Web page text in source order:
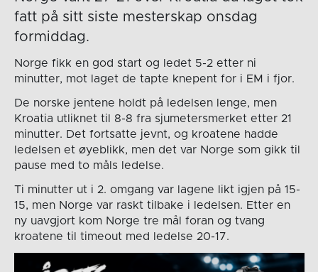
fatt på sitt siste mesterskap onsdag
formiddag.
Norge fikk en god start og ledet 5-2 etter ni
minutter, mot laget de tapte knepent for i EM i fjor.
De norske jentene holdt på ledelsen lenge, men
Kroatia utliknet til 8-8 fra sjumetersmerket etter 21
minutter. Det fortsatte jevnt, og kroatene hadde
ledelsen et øyeblikk, men det var Norge som gikk til
pause med to måls ledelse.
Ti minutter ut i 2. omgang var lagene likt igjen på 15-
15, men Norge var raskt tilbake i ledelsen. Etter en
ny uavgjort kom Norge tre mål foran og tvang
kroatene til timeout med ledelse 20-17.